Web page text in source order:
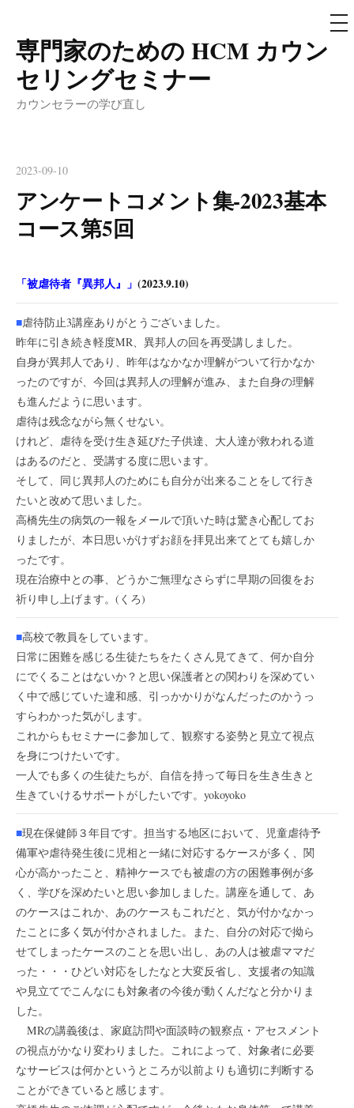
コ
ン
テ
ン
ス
キ
ッ
プ
専門家のための HCM カウン
セリングセミナー
カウンセラーの学び直し
メ
ニ
2023-09-10
アンケートコメント集-2023基本
コース第5回
「被虐待者『異邦人』」 (2023.9.10)
■虐待防止3講座ありがとうございました。
昨年に引き続き軽度MR、異邦人の回を再受講しました。
自身が異邦人であり、昨年はなかなか理解がついて行かなか
ったのですが、今回は異邦人の理解が進み、また自身の理解
も進んだように思います。
虐待は残念ながら無くせない。
けれど、虐待を受け生き延びた子供達、大人達が救われる道
はあるのだと、受講する度に思います。
そして、同じ異邦人のためにも自分が出来ることをして行き
たいと改めて思いました。
高橋先生の病気の一報をメールで頂いた時は驚き心配してお
りましたが、本日思いがけずお顔を拝見出来てとても嬉しか
ったです。
現在治療中との事、どうかご無理なさらずに早期の回復をお
祈り申し上げます。(くろ)
■高校で教員をしています。
日常に困難を感じる生徒たちをたくさん見てきて、何か自分
にでくることはないか？と思い保護者との関わりを深めてい
く中で感じていた違和感、引っかかりがなんだったのかうっ
すらわかった気がします。
これからもセミナーに参加して、観察する姿勢と見立て視点
を身につけたいです。
一人でも多くの生徒たちが、自信を持って毎日を生き生きと
生きていけるサポートがしたいです。yokoyoko
■現在保健師３年目です。担当する地区において、児童虐待予
備軍や虐待発生後に児相と一緒に対応するケースが多く、関
心が高かったこと、精神ケースでも被虐の方の困難事例が多
く、学びを深めたいと思い参加しました。講座を通して、あ
のケースはこれか、あのケースもこれだと、気が付かなかっ
たことに多く気が付かされました。また、自分の対応で拗ら
せてしまったケースのことを思い出し、あの人は被虐ママだ
った・・・ひどい対応をしたなと大変反省し、支援者の知識
や見立てでこんなにも対象者の今後が動くんだなと分かりま
した。
MRの講義後は、家庭訪問や面談時の観察点・アセスメント
の視点がかなり変わりました。これによって、対象者に必要
なサービスは何かというところが以前よりも適切に判断する
ことができていると感じます。